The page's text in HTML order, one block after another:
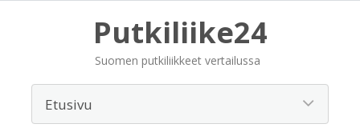
Putkiliike24
Suomen putkiliikkeet vertailussa